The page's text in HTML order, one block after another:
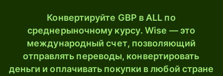
Конвертируйте GBP в ALL по
среднерыночному курсу. Wise — это
международный счет, позволяющий
отправлять переводы, конвертировать
деньги и оплачивать покупки в любой стране